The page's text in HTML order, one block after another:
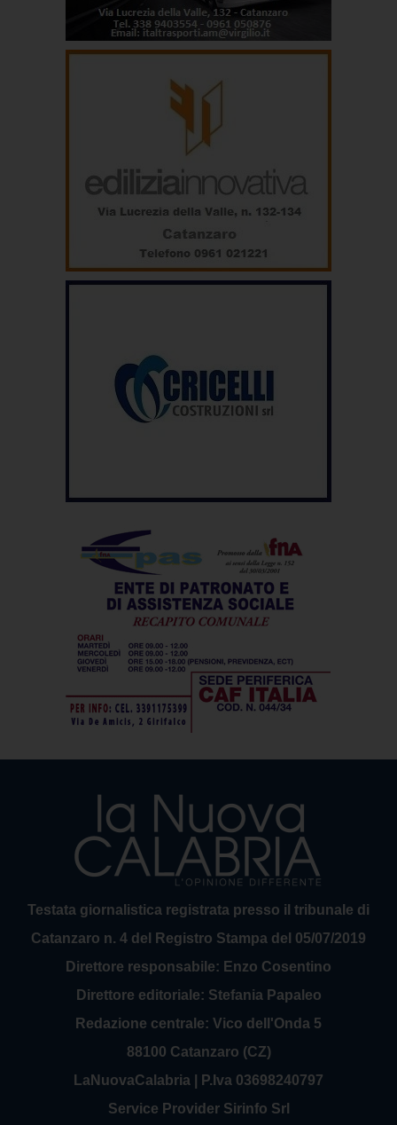
Testata giornalistica registrata presso il tribunale di
Catanzaro n. 4 del Registro Stampa del 05/07/2019
Direttore responsabile: Enzo Cosentino
Direttore editoriale: Stefania Papaleo
Redazione centrale: Vico dell'Onda 5
88100 Catanzaro (CZ)
LaNuovaCalabria | P.Iva 03698240797
Service Provider Sirinfo Srl